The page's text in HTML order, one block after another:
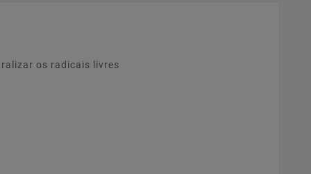
os radicais livres